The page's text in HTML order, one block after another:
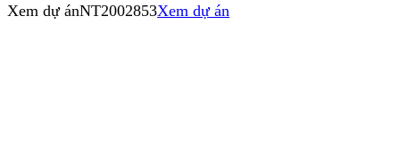
Xem dự ánNT2002853Xem dự án